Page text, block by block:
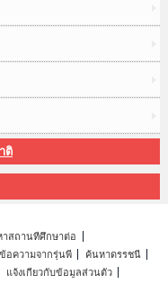
ติ
าสถานที่ศึกษาต่อ
ข้อความจากรุ่นพี่
ค้นหาดรรชนี
แจ้งเกี่ยวกับข้อมูลส่วนตัว